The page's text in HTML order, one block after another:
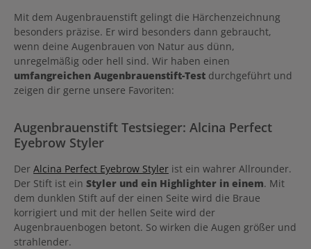
Mit dem Augenbrauenstift gelingt die Härchenzeichnung
besonders präzise. Er wird besonders dann gebraucht,
wenn deine Augenbrauen von Natur aus dünn,
unregelmäßig oder hell sind. Wir haben einen
umfangreichen Augenbrauenstift-Test durchgeführt und
zeigen dir gerne unsere Favoriten:
Augenbrauenstift Testsieger: Alcina Perfect
Eyebrow Styler
Der Alcina Perfect Eyebrow Styler ist ein wahrer Allrounder.
Der Stift ist ein Styler und ein Highlighter in einem. Mit
dem dunklen Stift auf der einen Seite wird die Braue
korrigiert und mit der hellen Seite wird der
Augenbrauenbogen betont. So wirken die Augen größer und
strahlender.